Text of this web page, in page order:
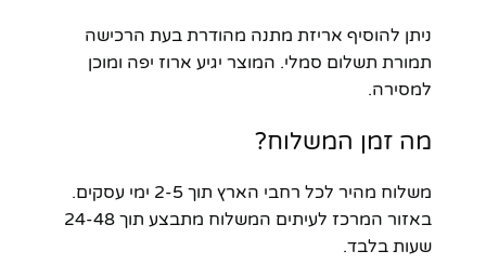
ניתן להוסיף אריזת מתנה מהודרת בעת הרכישה
תמורת תשלום סמלי. המוצר יגיע ארוז יפה ומוכן
למסירה.
מה זמן המשלוח?
משלוח מהיר לכל רחבי הארץ תוך 2-5 ימי עסקים.
באזור המרכז לעיתים המשלוח מתבצע תוך 24-48
שעות בלבד.